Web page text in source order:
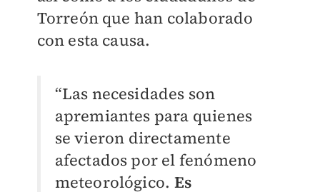
Torreón que han colaborado
con esta causa.
“Las necesidades son
apremiantes para quienes
se vieron directamente
afectados por el fenómeno
meteorológico. Es